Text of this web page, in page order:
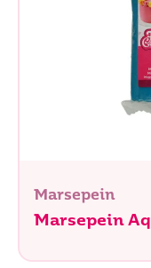
Marsepein
Marsepein